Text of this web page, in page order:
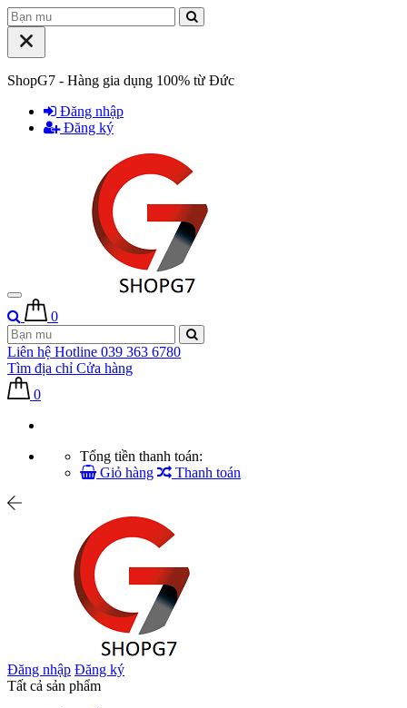
ShopG7 - Hàng gia dụng 100% từ Đức
Đăng nhập
Đăng ký
0
Liên hệ Hotline 039 363 6780
Tìm địa chỉ Cửa hàng
0
Tổng tiền thanh toán:
Giỏ hàng
Thanh toán
Đăng nhập Đăng ký
Tất cả sản phẩm